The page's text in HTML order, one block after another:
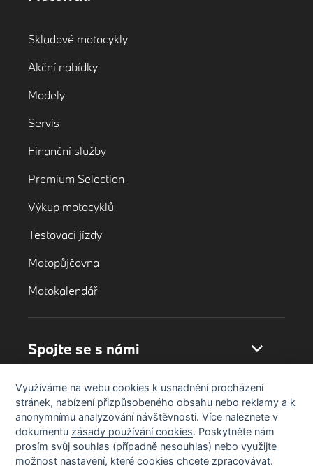
Skladové motocykly
Akční nabídky
Modely
Servis
Finanční služby
Premium Selection
Výkup motocyklů
Testovací jízdy
Motopůjčovna
Motokalendář
Spojte se s námi
Využíváme na webu cookies k usnadnění procházení
stránek, nabízení přizpůsobeného obsahu nebo reklamy a k
anonymnímu analyzování návštěvnosti. Více naleznete v
dokumentu zásady používání cookies. Poskytněte nám
prosím svůj souhlas (případně nesouhlas) nebo využijte
možnost nastavení, které cookies chcete zpracovávat.